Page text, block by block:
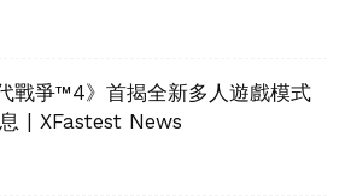
戰爭™4》首揭全新多人遊戲模式
息 | XFastest News